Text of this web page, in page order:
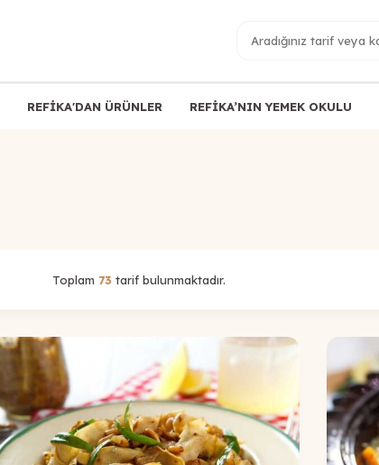
REFİKA'DAN ÜRÜNLER REFİKA’NIN YEMEK OKULU
Toplam 73 tarif bulunmaktadır.